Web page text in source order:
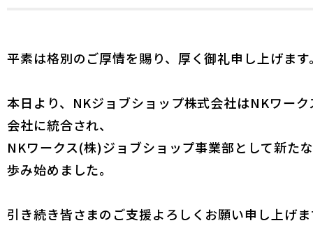
平素は格別のご厚情を賜り、厚く御礼申し上げます
本日より、NKジョブショップ株式会社はNKワーク
会社に統合され、
NKワークス(株)ジョブショップ事業部として新た
歩み始めました。
引き続き皆さまのご支援よろしくお願い申し上げ